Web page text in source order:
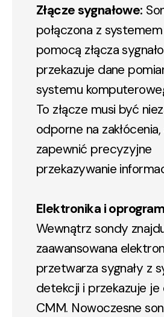
Złącze sygnałowe:
połączona z
pomocą złącza
przekazuje dane
systemu
To złącze musi być
odporne na
zapewnić precyzyjne
przekazywanie
Elektronika i
Wewnątrz sondy
zaawansowana
przetwarza sygnały z
detekcji i przekazuje
CMM. Nowoczesne